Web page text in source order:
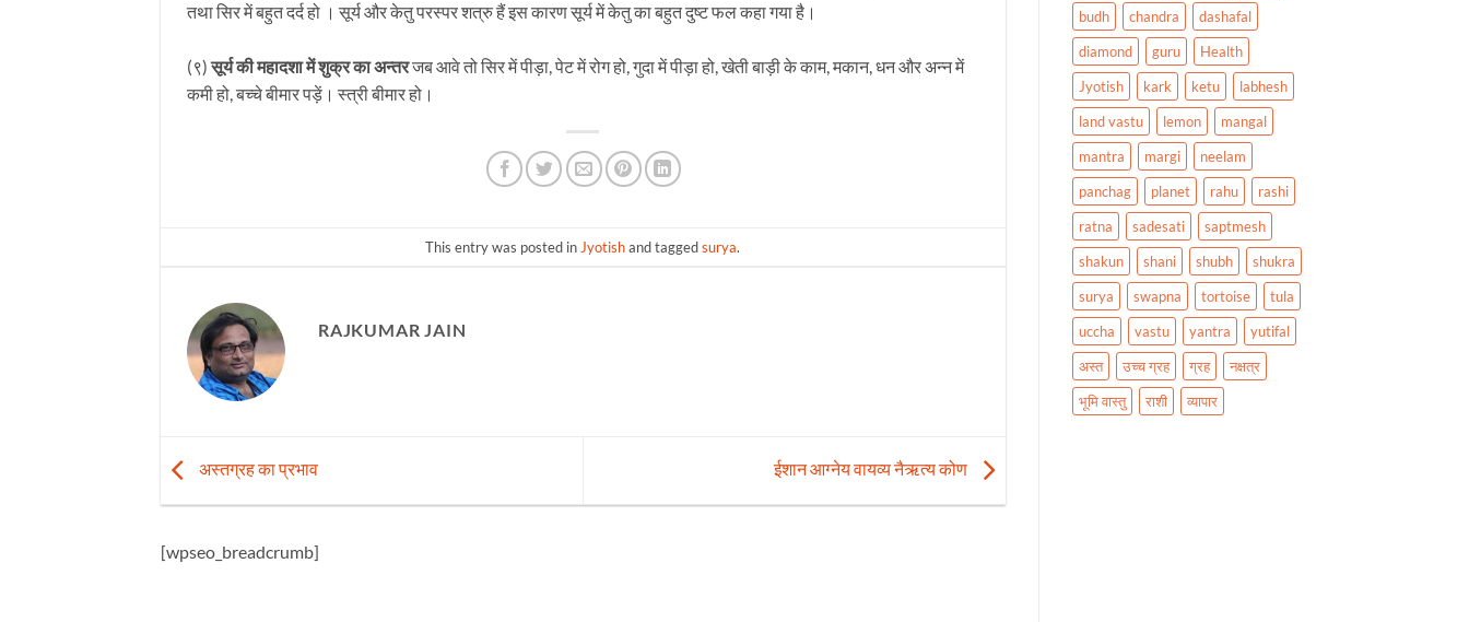
तथा सिर में बहुत दर्द हो । सूर्य और केतु परस्पर शत्रु हैं इस कारण सूर्य में केतु का बहुत दुष्ट फल कहा गया है।
(९)सूर्य की महादशा में शुक्र का अन्तरजब आवे तो सिर में पीड़ा, पेट में रोग हो, गुदा में पीड़ा हो, खेती बाड़ी के काम, मकान, धन और अन्न में
कमी हो, बच्चे बीमार पड़ें। स्त्री बीमार हो।
This entry was posted in Jyotishand taggedsurya.
RAJKUMAR JAIN
अस्तग्रह का प्रभाव ईशान आग्नेय वायव्य नैऋत्य कोण
[wpseo_breadcrumb]
budh
chandra
dashafal
diamond
guru
Health
Jyotish
kark ketu
labhesh
land vastu
lemon
mangal
mantra
margi
neelam
panchag
planet rahu
rashi
ratna
sadesati
saptmesh
shakun
shani shubh
shukra
surya
swapna tortoise
tula
uccha
vastu yantra
yutifal
अस्त
उच्च ग्रह ग्रह
नक्षत्र
भूमि वास्तु
राशी व्यापार